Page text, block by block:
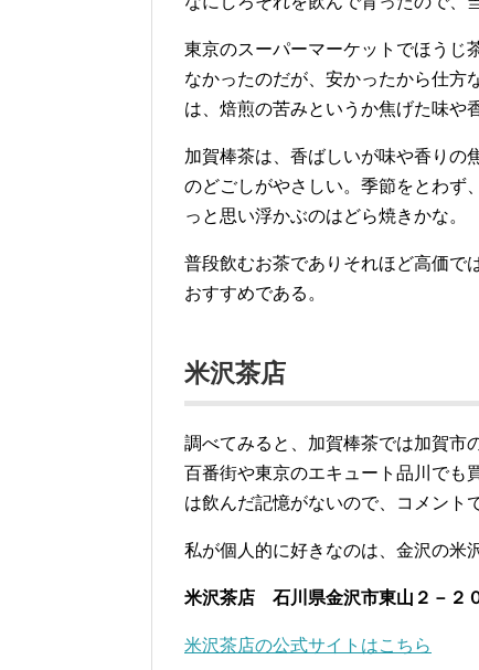
東京のスーパーマーケットでほうじ
なかったのだが、安かったから仕方
は、焙煎の苦みというか焦げた味や
加賀棒茶は、香ばしいが味や香りの
のどごしがやさしい。季節をとわず
っと思い浮かぶのはどら焼きかな。
普段飲むお茶でありそれほど高価で
おすすめである。
米沢茶店
調べてみると、加賀棒茶では加賀市
百番街や東京のエキュート品川でも
は飲んだ記憶がないので、コメント
私が個人的に好きなのは、金沢の米
米沢茶店 石川県金沢市東山２－２
米沢茶店の公式サイトはこちら